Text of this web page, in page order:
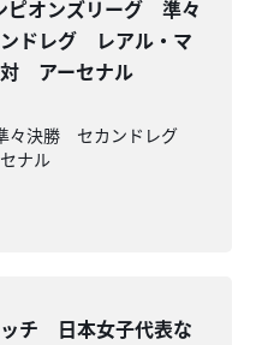
ピオンズリーグ 準々
ドレグ レアル・マ
アーセナル
々決勝 セカンドレグ
ナル
チ 日本女子代表な